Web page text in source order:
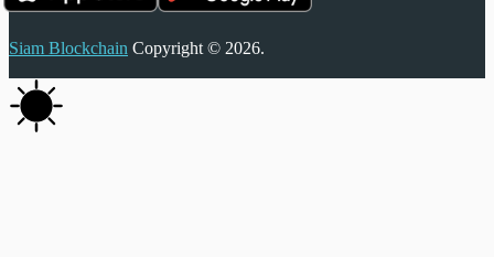
Siam Blockchain Copyright © 2026.